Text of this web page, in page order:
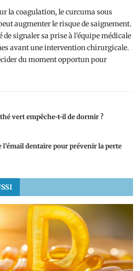
la coagulation, le curcuma sous
augmenter le risque de saignement.
signaler sa prise à l’équipe médicale
avant une intervention chirurgicale.
du moment opportun pour
vert empêche-t-il de dormir ?
l’émail dentaire pour prévenir la perte